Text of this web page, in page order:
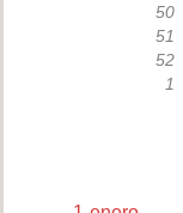
50
51
52
1